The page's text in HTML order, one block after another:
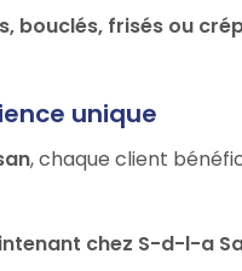
bouclés, frisés ou
unique
, chaque client
chez S-d-l-a